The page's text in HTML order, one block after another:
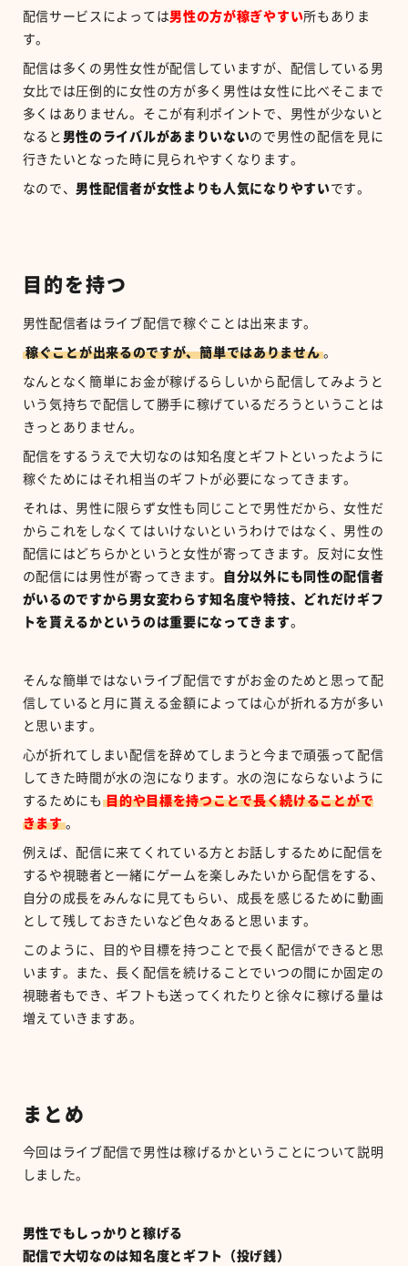
配信サービスによっては男性の方が稼ぎやすい所もありま
す。
配信は多くの男性女性が配信していますが、配信している男
女比では圧倒的に女性の方が多く男性は女性に比べそこまで
多くはありません。そこが有利ポイントで、男性が少ないと
なると 男性のライバルがあまりいないので男性の配信を見に
行きたいとなった時に見られやすくなります。
なので、 男性配信者が女性よりも人気になりやすいです。
目的を持つ
男性配信者はライブ配信で稼ぐことは出来ます。
稼ぐことが出来るのですが、簡単ではありません 。
なんとなく簡単にお金が稼げるらしいから配信してみようと
いう気持ちで配信して勝手に稼げているだろうということは
きっとありません。
配信をするうえで大切なのは知名度とギフトといったように
稼ぐためにはそれ相当のギフトが必要になってきます。
それは、男性に限らず女性も同じことで男性だから、女性だ
からこれをしなくてはいけないというわけではなく、男性の
配信にはどちらかというと女性が寄ってきます。反対に女性
の配信には男性が寄ってきます。 自分以外にも同性の配信者
がいるのですから男女変わらす知名度や特技、どれだけギフ
トを貰えるかというのは重要になってきます。
そんな簡単ではないライブ配信ですがお金のためと思って配
信していると月に貰える金額によっては心が折れる方が多い
と思います。
心が折れてしまい配信を辞めてしまうと今まで頑張って配信
してきた時間が水の泡になります。水の泡にならないように
するためにも 目的や目標を持つことで長く続けることがで
きます 。
例えば、配信に来てくれている方とお話しするために配信を
するや視聴者と一緒にゲームを楽しみたいから配信をする、
自分の成長をみんなに見てもらい、成長を感じるために動画
として残しておきたいなど色々あると思います。
このように、目的や目標を持つことで長く配信ができると思
います。また、長く配信を続けることでいつの間にか固定の
視聴者もでき、ギフトも送ってくれたりと徐々に稼げる量は
増えていきますあ。
まとめ
今回はライブ配信で男性は稼げるかということについて説明
しました。
男性でもしっかりと稼げる
配信で大切なのは知名度とギフト（投げ銭）